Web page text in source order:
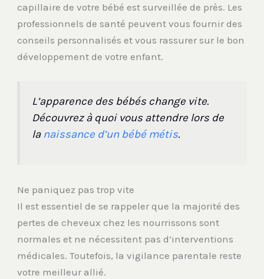
capillaire de votre bébé est surveillée de près. Les
professionnels de santé peuvent vous fournir des
conseils personnalisés et vous rassurer sur le bon
développement de votre enfant.
L’apparence des bébés change vite.
Découvrez à quoi vous attendre lors de
la naissance d’un bébé métis.
Ne paniquez pas trop vite
Il est essentiel de se rappeler que la majorité des
pertes de cheveux chez les nourrissons sont
normales et ne nécessitent pas d’interventions
médicales. Toutefois, la vigilance parentale reste
votre meilleur allié.